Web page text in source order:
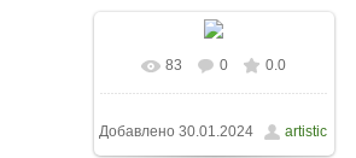
83 0 0.0
Добавлено 30.01.2024 artistic